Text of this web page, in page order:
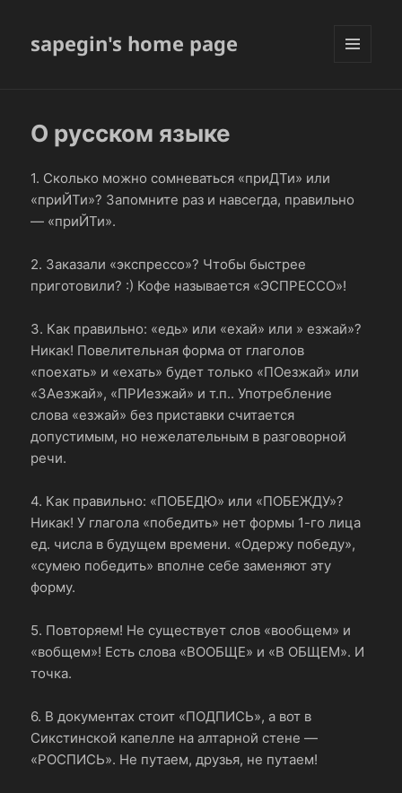
sapegin's home page
О русском языке
1. Сколько можно сомневаться «приДТи» или
«приЙТи»? Запомните раз и навсегда, правильно
— «приЙТи».
2. Заказали «экспрессо»? Чтобы быстрее
приготовили? :) Кофе называется «ЭСПРЕССО»!
3. Как правильно: «едь» или «ехай» или » езжай»?
Никак! Повелительная форма от глаголов
«поехать» и «ехать» будет только «ПОезжай» или
«ЗАезжай», «ПРИезжай» и т.п.. Употребление
слова «езжай» без приставки считается
допустимым, но нежелательным в разговорной
речи.
4. Как правильно: «ПОБЕДЮ» или «ПОБЕЖДУ»?
Никак! У глагола «победить» нет формы 1-го лица
ед. числа в будущем времени. «Одержу победу»,
«сумею победить» вполне себе заменяют эту
форму.
5. Повторяем! Не существует слов «вообщем» и
«вобщем»! Есть слова «ВООБЩЕ» и «В ОБЩЕМ». И
точка.
6. В документах стоит «ПОДПИСЬ», а вот в
Сикстинской капелле на алтарной стене —
«РОСПИСЬ». Не путаем, друзья, не путаем!